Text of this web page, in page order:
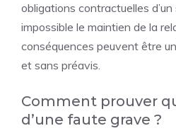
obligations contractuelles d’un
impossible le maintien de la
conséquences peuvent être
et sans préavis.
Comment prouver
d’une faute grave ?